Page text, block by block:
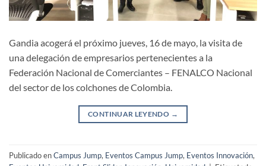
Gandia acogerá el próximo jueves, 16 de mayo, la visita de
una delegación de empresarios pertenecientes a la
Federación Nacional de Comerciantes – FENALCO Nacional
del sector de los colchones de Colombia.
CONTINUAR LEYENDO →
Publicado enCampus Jump, Eventos Campus Jump, Eventos Innovación,